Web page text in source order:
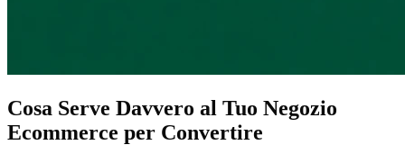
Cosa Serve Davvero al Tuo Negozio
Ecommerce per Convertire